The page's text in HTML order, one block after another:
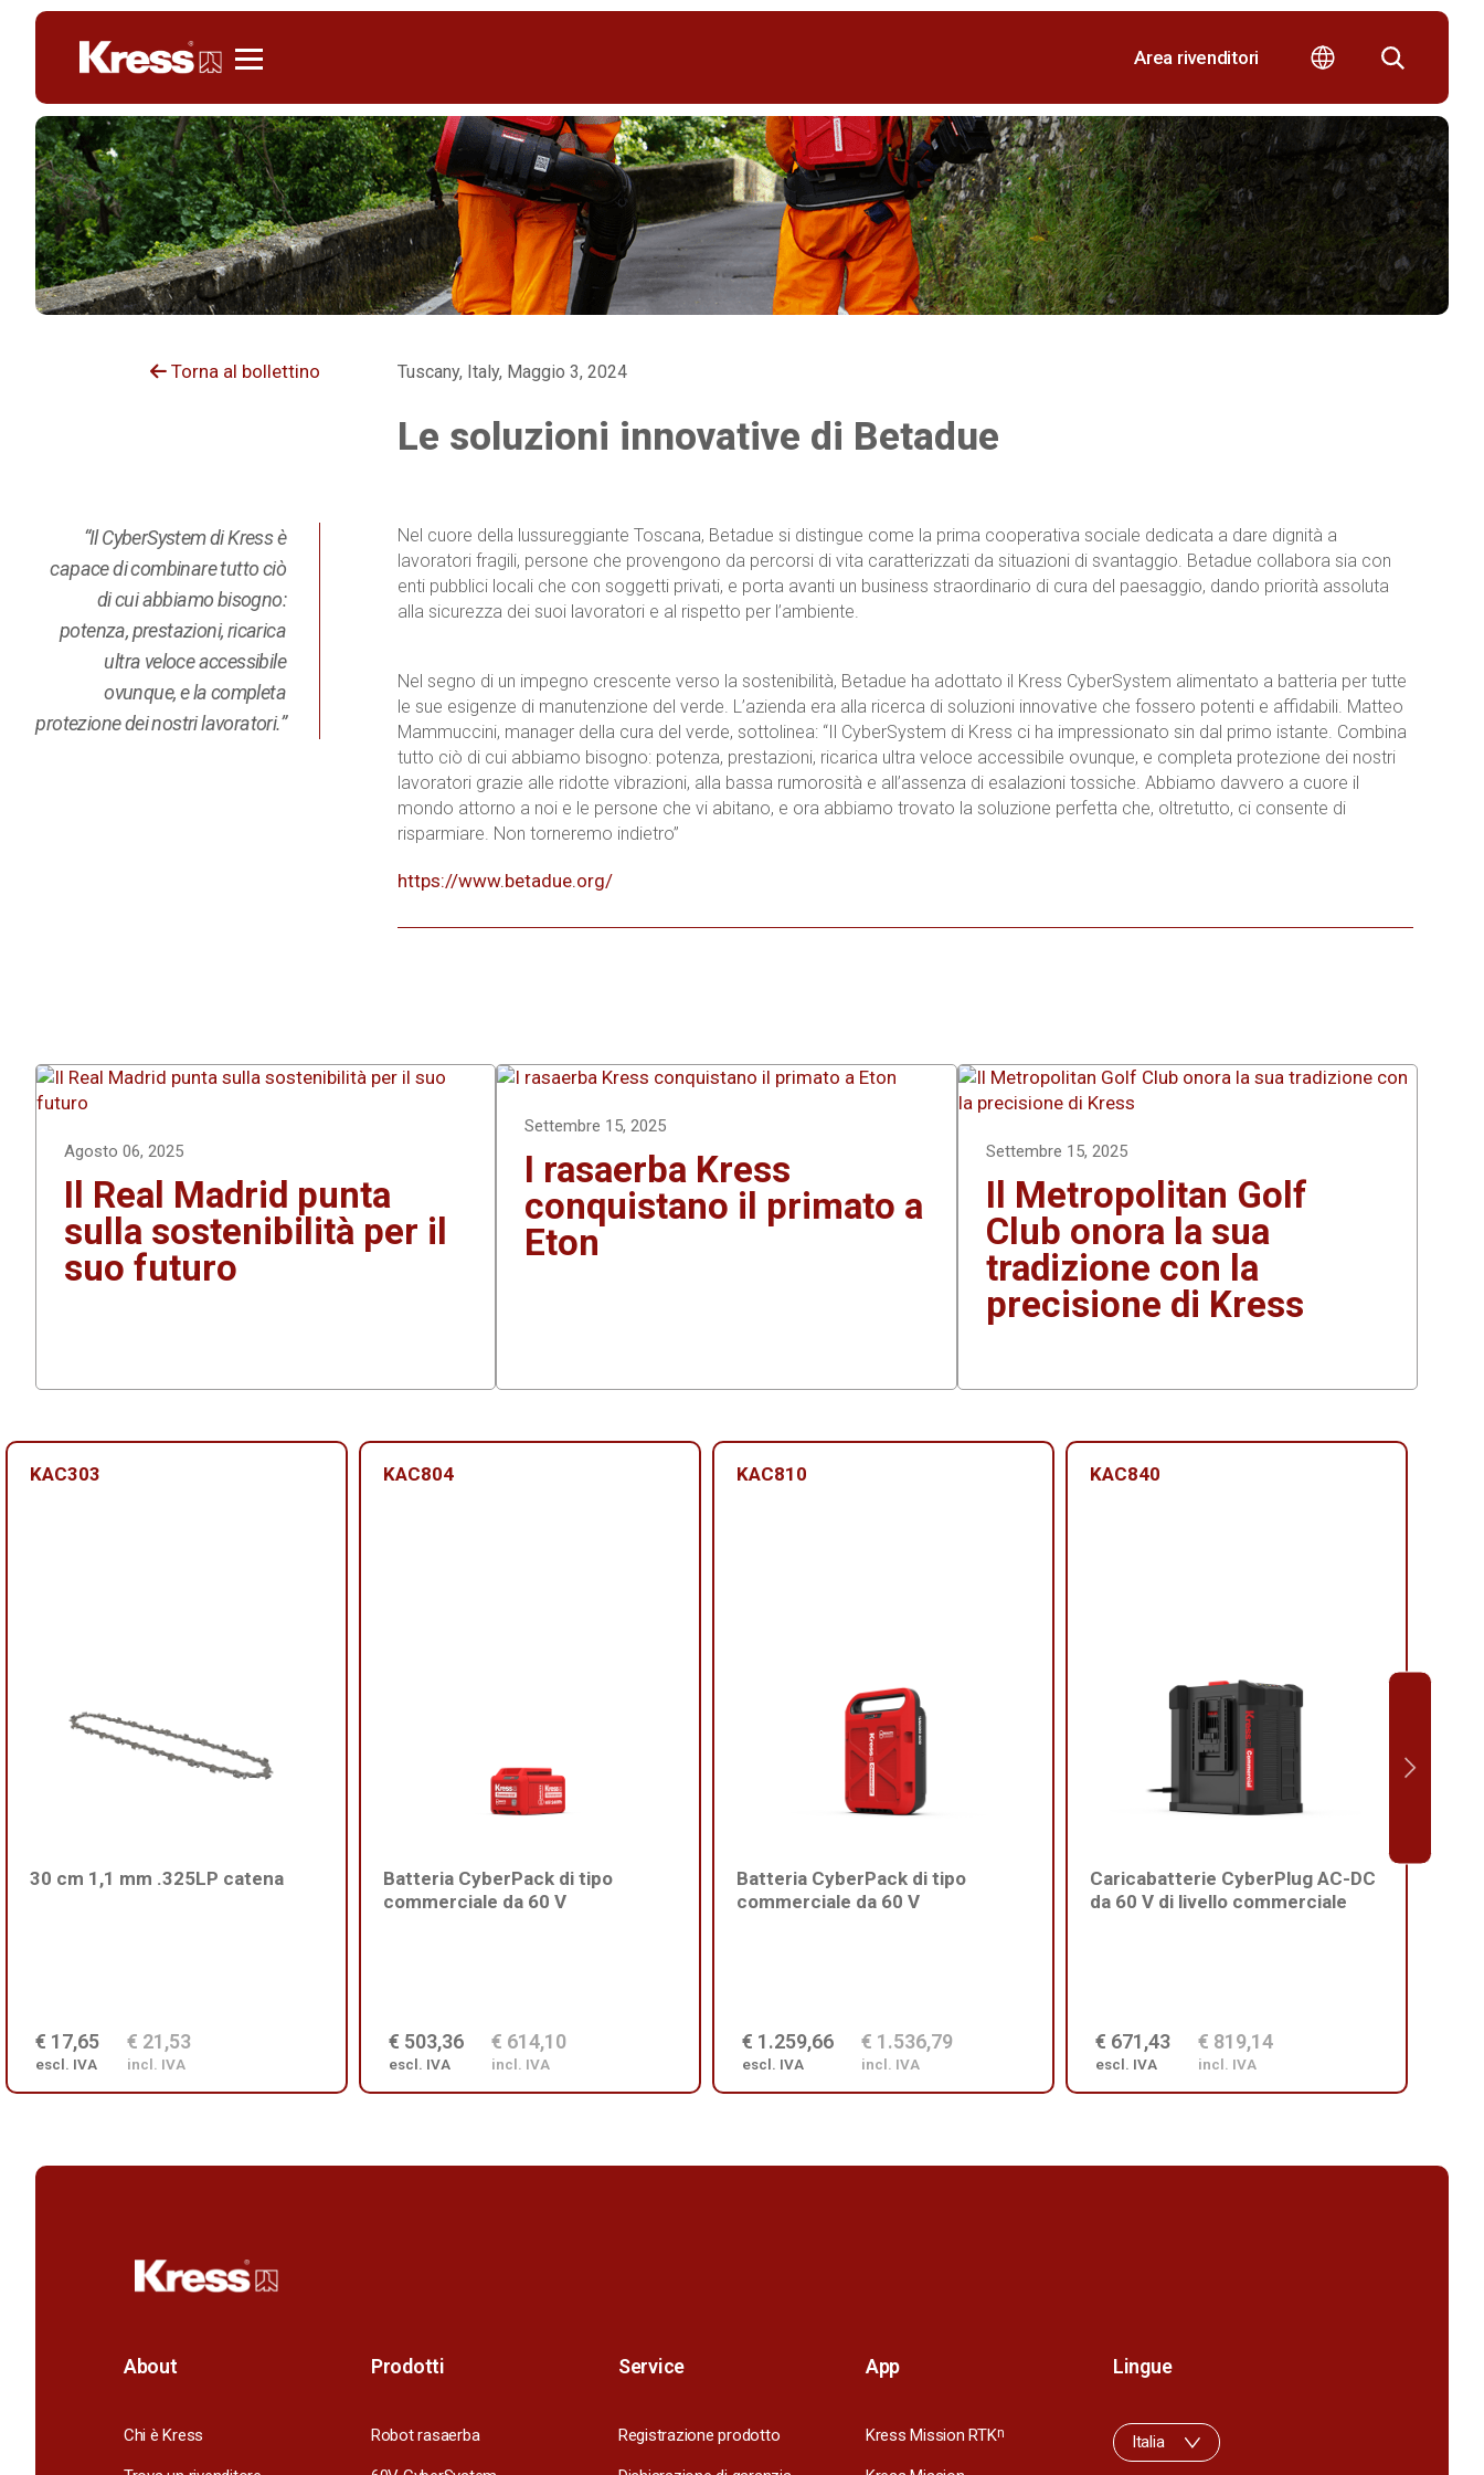
Area rivenditori
Torna al bollettino Tuscany, Italy, Maggio 3, 2024
Le soluzioni innovative di Betadue
“Il CyberSystem di Kress è
capace di combinare tutto ciò
di cui abbiamo bisogno:
potenza, prestazioni, ricarica
ultra veloce accessibile
ovunque, e la completa
protezione dei nostri lavoratori.”
Nel cuore della lussureggiante Toscana, Betadue si distingue come la prima cooperativa sociale dedicata a dare dignità a
lavoratori fragili, persone che provengono da percorsi di vita caratterizzati da situazioni di svantaggio. Betadue collabora sia con
enti pubblici locali che con soggetti privati, e porta avanti un business straordinario di cura del paesaggio, dando priorità assoluta
alla sicurezza dei suoi lavoratori e al rispetto per l’ambiente.
Nel segno di un impegno crescente verso la sostenibilità, Betadue ha adottato il Kress CyberSystem alimentato a batteria per tutte
le sue esigenze di manutenzione del verde. L’azienda era alla ricerca di soluzioni innovative che fossero potenti e affidabili. Matteo
Mammuccini, manager della cura del verde, sottolinea: “Il CyberSystem di Kress ci ha impressionato sin dal primo istante. Combina
tutto ciò di cui abbiamo bisogno: potenza, prestazioni, ricarica ultra veloce accessibile ovunque, e completa protezione dei nostri
lavoratori grazie alle ridotte vibrazioni, alla bassa rumorosità e all’assenza di esalazioni tossiche. Abbiamo davvero a cuore il
mondo attorno a noi e le persone che vi abitano, e ora abbiamo trovato la soluzione perfetta che, oltretutto, ci consente di
risparmiare. Non torneremo indietro”
https://www.betadue.org/
Agosto 06, 2025
Il Real Madrid punta
sulla sostenibilità per il
suo futuro
Settembre 15, 2025
I rasaerba Kress
conquistano il primato a
Eton
Settembre 15, 2025
Il Metropolitan Golf
Club onora la sua
tradizione con la
precisione di Kress
KAC303
30 cm 1,1 mm .325LP catena
€ 17,65
escl. IVA
€ 21,53
incl. IVA
KAC804
Batteria CyberPack di tipo
commerciale da 60 V
€ 503,36
escl. IVA
€ 614,10
incl. IVA
KAC810
Batteria CyberPack di tipo
commerciale da 60 V
€ 1.259,66
escl. IVA
€ 1.536,79
incl. IVA
KAC840
Caricabatterie CyberPlug AC-DC
da 60 V di livello commerciale
€ 671,43
escl. IVA
€ 819,14
incl. IVA
About
Chi è Kress
Prodotti
Robot rasaerba
Service
Registrazione prodotto
App
Kress Mission RTKn
Lingue
Italia